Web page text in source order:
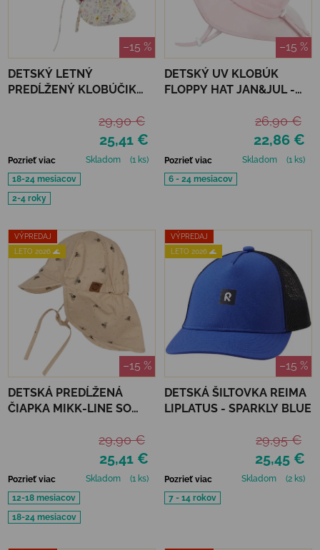
–15 %
DETSKÝ LETNÝ
PREDĹŽENÝ KLOBÚČIK
25,41 €
29,90 €
Pozrieť viac Skladom
(1 ks)
18-24 mesiacov
2-4 roky
–15 %
DETSKÝ UV KLOBÚK
FLOPPY HAT JAN&JUL -
22,86 €
26,90 €
Pozrieť viac Skladom
(1 ks)
6 - 24 mesiacov
VÝPREDAJ
LETO 2026 🌊
–15 %
DETSKÁ PREDĹŽENÁ
ČIAPKA MIKK-LINE SO
25,41 €
29,90 €
Pozrieť viac Skladom
(1 ks)
12-18 mesiacov
18-24 mesiacov
VÝPREDAJ
LETO 2026 🌊
–15 %
DETSKÁ ŠILTOVKA REIMA
LIPLATUS - SPARKLY BLUE
25,45 €
29,95 €
Pozrieť viac Skladom
(2 ks)
7 - 14 rokov